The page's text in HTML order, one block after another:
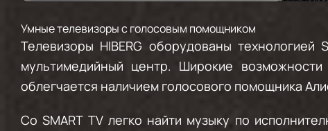
Умные телевизоры с голосовым помощником
Телевизоры HIBERG оборудованы
мультимедийный центр. Широкие
облегчается наличием голосового помощника
Со SMART TV легко найти музыку по